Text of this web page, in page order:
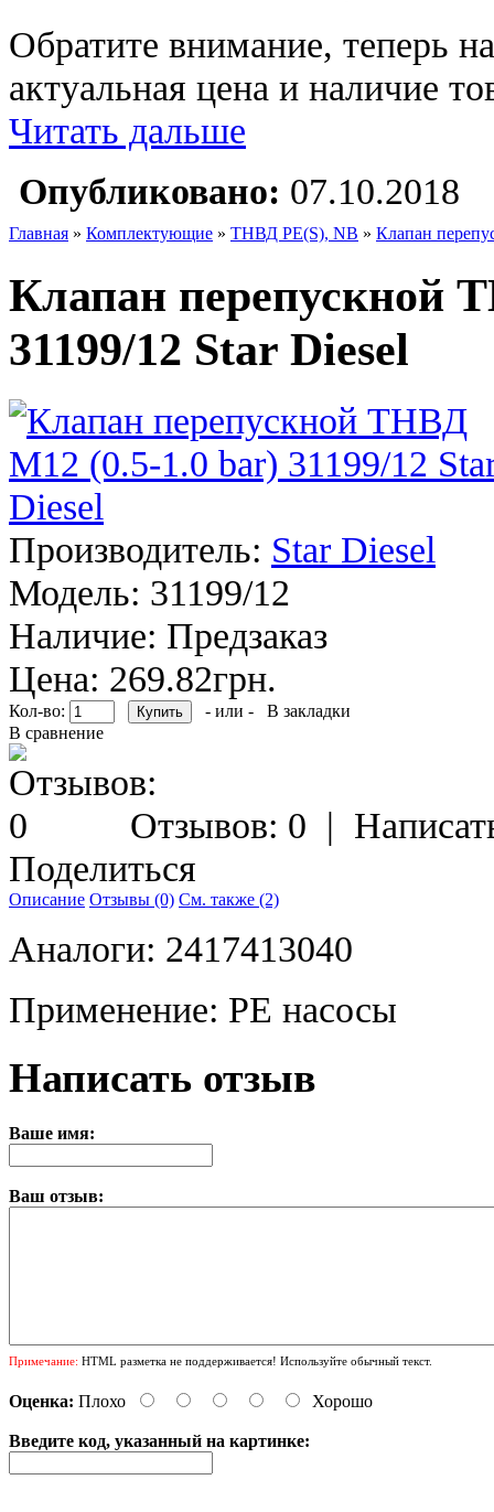
Обратите внимание, теперь
актуальная цена и наличие
Читать дальше
Опубликовано: 07.10.2018
Главная » Комплектующие » ТНВД PE(S), NB » Клапан
Клапан перепускной
31199/12 Star Diesel
Производитель: Star Diesel
Модель: 31199/12
Наличие: Предзаказ
Цена: 269.82грн.
Кол-во: - или -
В закладки
В сравнение
Отзывов: 0 |
Поделиться
Описание Отзывы (0) См. также (2)
Аналоги: 2417413040
Применение: PE насосы
Написать отзыв
Ваше имя:
Ваш отзыв:
Примечание: HTML разметка не поддерживается! Используйте обычный текст.
Оценка: Плохо Хорошо
Введите код, указанный на картинке: